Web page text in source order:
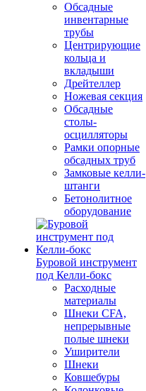
Обсадные
инвентарные
трубы
Центрирующие
кольца и
вкладыши
Дрейтеллер
Ножевая секция
Обсадные
столы-
осцилляторы
Рамки опорные
обсадных труб
Замковые келли-
штанги
Бетонолитное
оборудование
Буровой инструмент
под Келли-бокс
Расходные
материалы
Шнеки CFA,
непрерывные
полые шнеки
Уширители
Шнеки
Ковшебуры